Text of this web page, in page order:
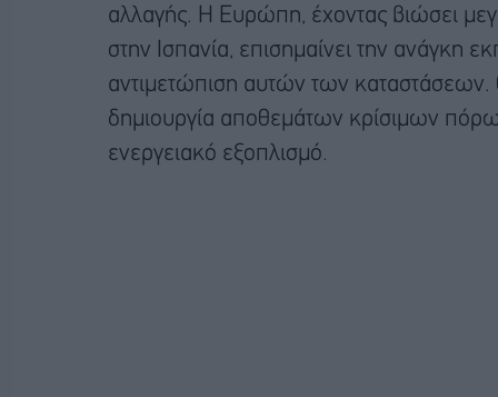
αλλαγής. Η Ευρώπη, έχοντας βιώσει
στην Ισπανία, επισημαίνει την ανάγκη
αντιμετώπιση αυτών των καταστάσεων.
δημιουργία αποθεμάτων κρίσιμων
ενεργειακό εξοπλισμό.